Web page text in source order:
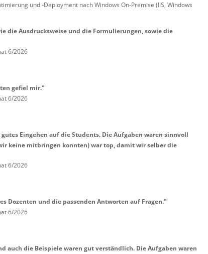
und -Deployment nach Windows On-Premise (IIS, Windows
die Ausdrucksweise und die Formulierungen, sowie die
6/2026
gefiel mir."
6/2026
Eingehen auf die Students. Die Aufgaben waren sinnvoll
keine mitbringen konnten) war top, damit wir selber die
6/2026
Dozenten und die passenden Antworten auf Fragen."
6/2026
die Beispiele waren gut verständlich. Die Aufgaben waren